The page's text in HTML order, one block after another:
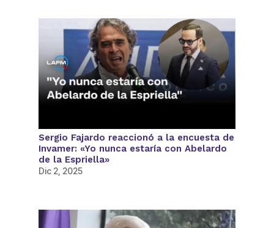
Sergio Fajardo reaccionó a la encuesta de
Invamer: «Yo nunca estaría con Abelardo
de la Espriella»
Dic 2, 2025